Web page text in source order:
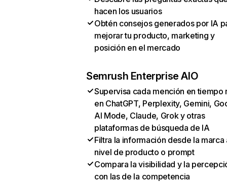
hacen los usuarios
Obtén consejos generados por IA
mejorar tu producto, marketing y
posición en el mercado
Semrush Enterprise AIO
Supervisa cada mención en tiempo
en ChatGPT, Perplexity, Gemini,
AI Mode, Claude, Grok y otras
plataformas de búsqueda de IA
Filtra la información desde la marca
nivel de producto o prompt
Compara la visibilidad y la
con las de la competencia